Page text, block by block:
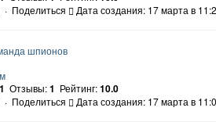
· Поделиться Дата создания: 17 марта в
шпионов
1 Отзывы:1 Рейтинг:10.0
· Поделиться Дата создания: 17 марта в